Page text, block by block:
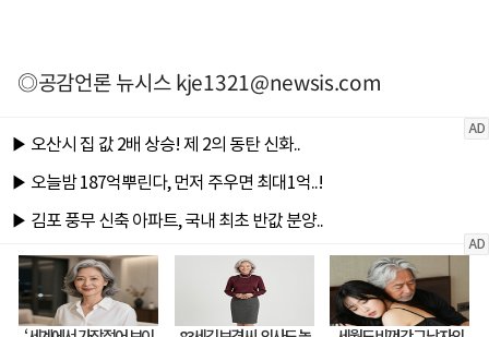
◎공감언론 뉴시스kje1321@newsis.com